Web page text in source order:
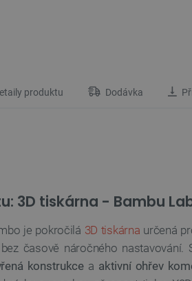
produktu Dodávka
3D tiskárna - Bambu
je pokročilá 3D tiskárna určená
časově náročného nastavování.
konstrukcea aktivní ohřev